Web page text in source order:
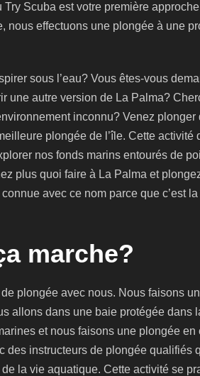
Try Scuba est votre première
nous effectuons une plongée à une
sous l’eau? Vous êtes-vous
une autre version de La Palma?
inconnu? Venez
plongée de l’île. Cette
nos fonds marins entourés de
plus quoi faire à La Palma et
connue avec ce nom parce que c’est
marche?
plongée avec nous. Nous faisons
allons dans une baie protégée dans
et nous faisons une plongée
des instructeurs de plongée qualifiés
la vie aquatique. Cette activité se